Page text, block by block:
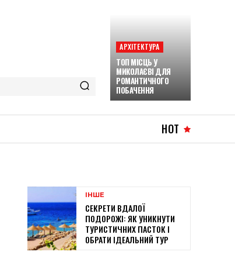
АРХІТЕКТУРА
ТОП МІСЦЬ У
МИКОЛАЄВІ ДЛЯ
РОМАНТИЧНОГО
ПОБАЧЕННЯ
HOT
ІНШЕ
СЕКРЕТИ ВДАЛОЇ
ПОДОРОЖІ: ЯК УНИКНУТИ
ТУРИСТИЧНИХ ПАСТОК І
ОБРАТИ ІДЕАЛЬНИЙ ТУР